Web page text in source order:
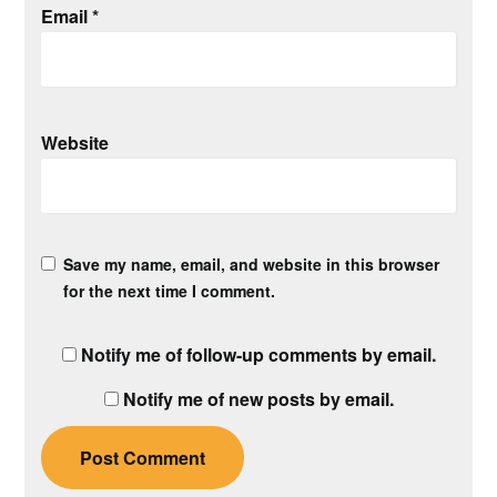
Email*
Website
Save my name, email, and website in this browser
for the next time I comment.
Notify me of follow-up comments by email.
Notify me of new posts by email.